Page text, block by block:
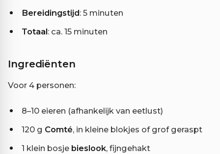
Bereidingstijd: 5 minuten
Totaal: ca. 15 minuten
Ingrediënten
Voor 4 personen:
8–10 eieren (afhankelijk van eetlust)
120 g Comté, in kleine blokjes of grof geraspt
1 klein bosje bieslook, fijngehakt